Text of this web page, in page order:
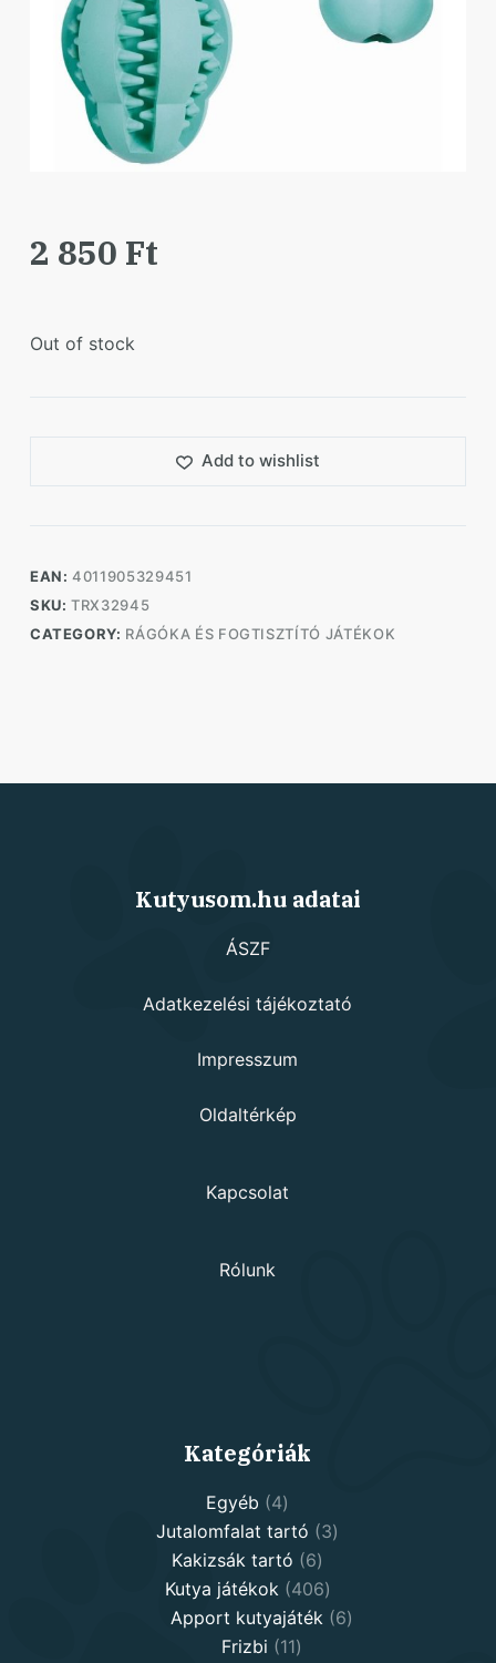
2 850 Ft
Out of stock
Add to wishlist
EAN:4011905329451
SKU:TRX32945
CATEGORY: RÁGÓKA ÉS FOGTISZTÍTÓ JÁTÉKOK
Kutyusom.hu adatai
ÁSZF
Adatkezelési tájékoztató
Impresszum
Oldaltérkép
Kapcsolat
Rólunk
Kategóriák
Egyéb 44
products
Jutalomfalat tartó 33
Kakizsák tartó 66
products
Kutya játékok 406406
products
Apport kutyajáték 66
Frizbi 1111